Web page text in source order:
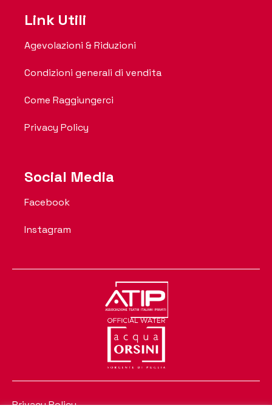
Link Utili
Agevolazioni & Riduzioni
Condizioni generali di vendita
Come Raggiungerci
Privacy Policy
Social Media
Facebook
Instagram
Privacy Policy